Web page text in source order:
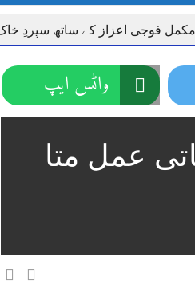
اعزاز کے ساتھ سپردِ خاک
واٹس ایپ
عمل متا